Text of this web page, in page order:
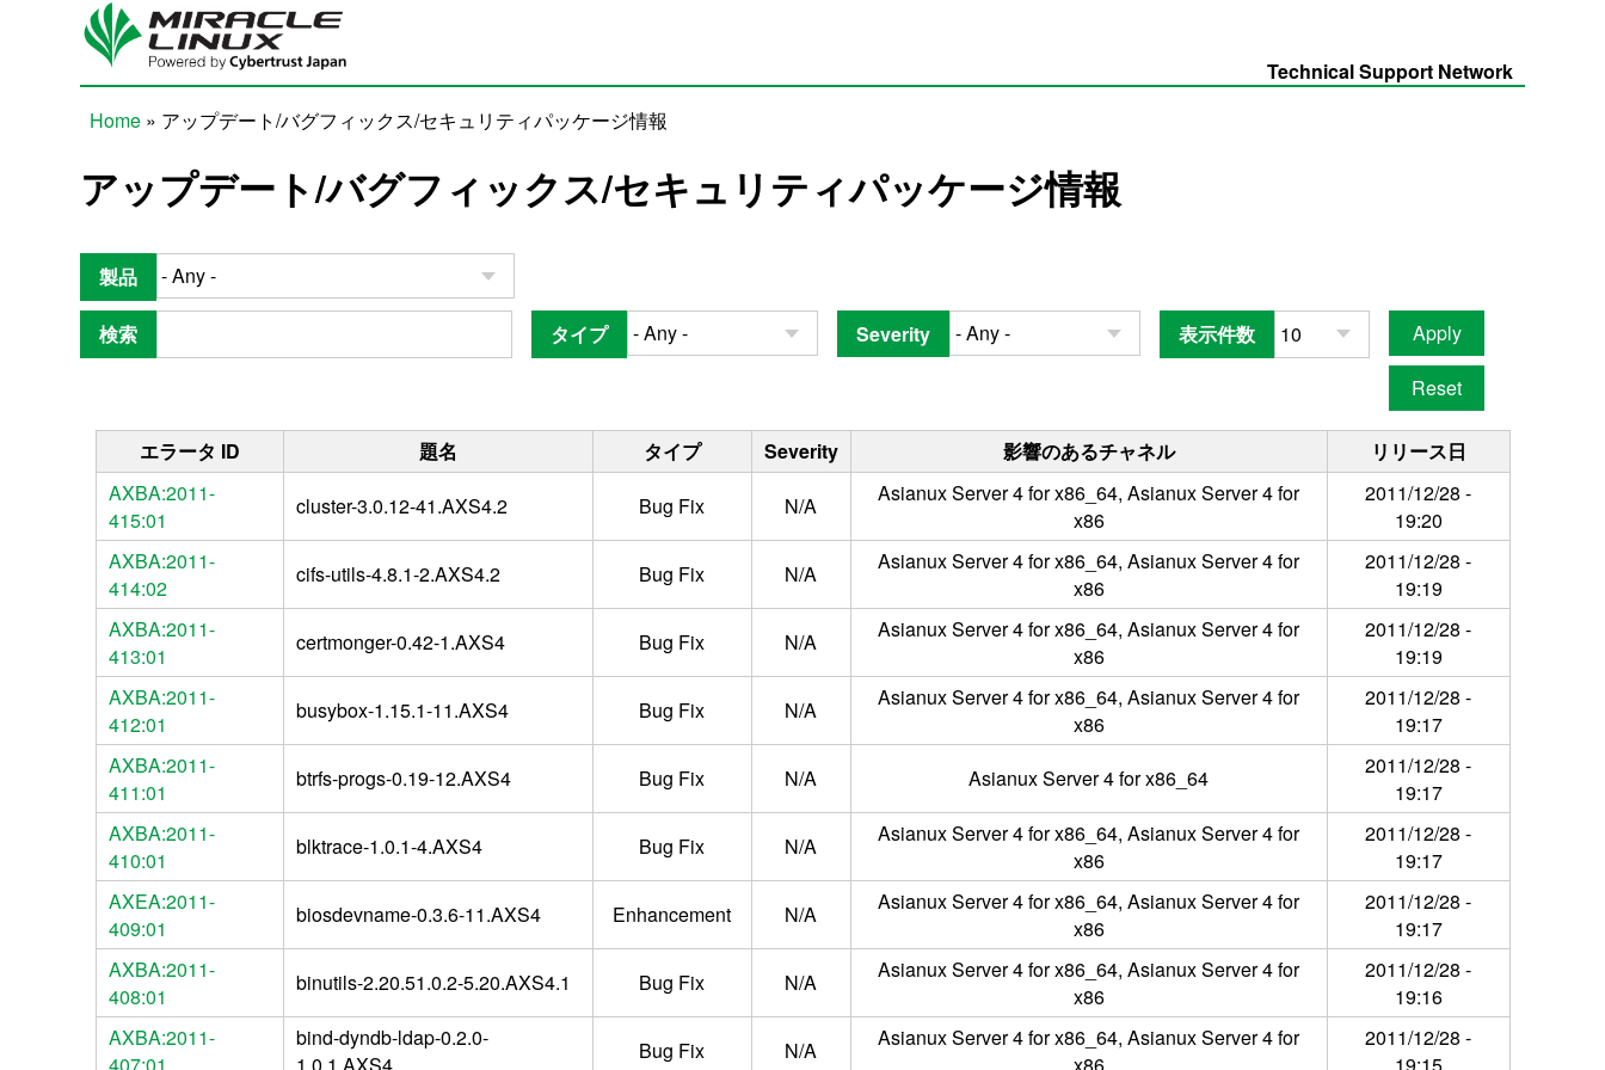
Skip to main content
Technical Support Network
Home » アップデート/バグフィックス/セキュリティパッケージ情報
アップデート/バグフィックス/セキュリティパッケージ情報
製品
検索 タイプ Severity 表示件数
エラータ ID 題名 タイプ Severity 影響のあるチャネル
リリース日
AXBA:2011-
415:01
cluster-3.0.12-41.AXS4.2 Bug Fix N/A
Asianux Server 4 for x86_64, Asianux Server 4 for
x86
2011/12/28 -
19:20
AXBA:2011-
414:02
cifs-utils-4.8.1-2.AXS4.2 Bug Fix N/A
Asianux Server 4 for x86_64, Asianux Server 4 for
x86
2011/12/28 -
19:19
AXBA:2011-
413:01
certmonger-0.42-1.AXS4 Bug Fix N/A
Asianux Server 4 for x86_64, Asianux Server 4 for
x86
2011/12/28 -
19:19
AXBA:2011-
412:01
busybox-1.15.1-11.AXS4 Bug Fix N/A
Asianux Server 4 for x86_64, Asianux Server 4 for
x86
2011/12/28 -
19:17
AXBA:2011-
411:01
btrfs-progs-0.19-12.AXS4 Bug Fix N/A Asianux Server 4 for x86_64
2011/12/28 -
19:17
AXBA:2011-
410:01
blktrace-1.0.1-4.AXS4 Bug Fix N/A
Asianux Server 4 for x86_64, Asianux Server 4 for
x86
2011/12/28 -
19:17
AXEA:2011-
409:01
biosdevname-0.3.6-11.AXS4 Enhancement N/A
Asianux Server 4 for x86_64, Asianux Server 4 for
x86
2011/12/28 -
19:17
AXBA:2011-
408:01
binutils-2.20.51.0.2-5.20.AXS4.1 Bug Fix N/A
Asianux Server 4 for x86_64, Asianux Server 4 for
x86
2011/12/28 -
19:16
AXBA:2011-
407:01
bind-dyndb-ldap-0.2.0-
1.0.1.AXS4
Bug Fix N/A
Asianux Server 4 for x86_64, Asianux Server 4 for
x86
2011/12/28 -
19:15